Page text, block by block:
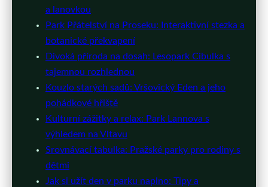
a lanovkou
Park Přátelství na Proseku: Interaktivní stezka a
botanické překvapení
Divoká příroda na dosah: Lesopark Cibulka s
tajemnou rozhlednou
Kouzlo starých sadů: Vršovický Eden a jeho
pohádkové hřiště
Kulturní zážitky a relax: Park Lannova s
výhledem na Vltavu
Srovnávací tabulka: Pražské parky pro rodiny s
dětmi
Jak si užít den v parku naplno: Tipy a